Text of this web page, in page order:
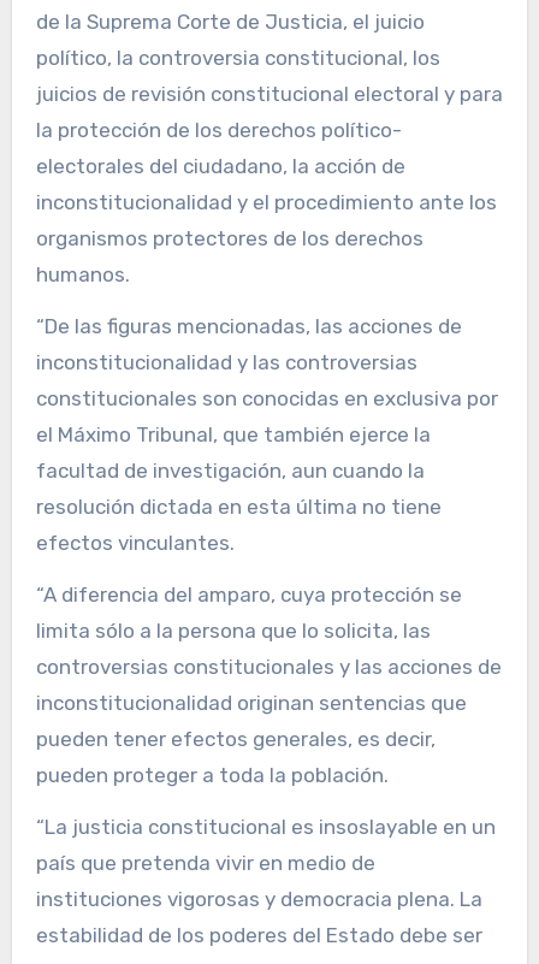
de la Suprema Corte de Justicia, el juicio
político, la controversia constitucional, los
juicios de revisión constitucional electoral y para
la protección de los derechos político-
electorales del ciudadano, la acción de
inconstitucionalidad y el procedimiento ante los
organismos protectores de los derechos
humanos.
“De las figuras mencionadas, las acciones de
inconstitucionalidad y las controversias
constitucionales son conocidas en exclusiva por
el Máximo Tribunal, que también ejerce la
facultad de investigación, aun cuando la
resolución dictada en esta última no tiene
efectos vinculantes.
“A diferencia del amparo, cuya protección se
limita sólo a la persona que lo solicita, las
controversias constitucionales y las acciones de
inconstitucionalidad originan sentencias que
pueden tener efectos generales, es decir,
pueden proteger a toda la población.
“La justicia constitucional es insoslayable en un
país que pretenda vivir en medio de
instituciones vigorosas y democracia plena. La
estabilidad de los poderes del Estado debe ser